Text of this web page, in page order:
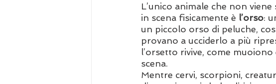
L’unico animale che non
in scena fisicamente è l’orso:
un piccolo orso di peluche,
provano a ucciderlo a più
l’orsetto rivive, come
scena.
Mentre cervi, scorpioni,